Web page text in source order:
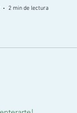
2 min de lectura